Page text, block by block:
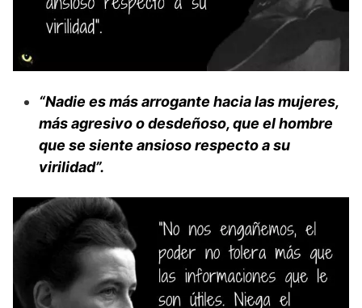
“Nadie es más arrogante hacia las mujeres,
más agresivo o desdeñoso, que el hombre
que se siente ansioso respecto a su
virilidad”.